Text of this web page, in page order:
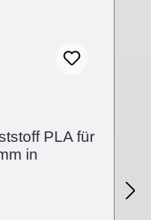
(L):5mm;
PLA für
in